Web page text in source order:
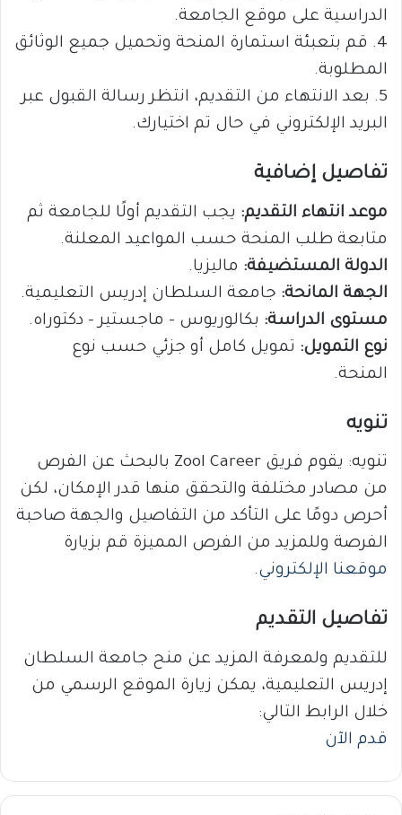
الدراسية على موقع الجامعة.
4. قم بتعبئة استمارة المنحة وتحميل جميع الوثائق
المطلوبة.
5. بعد الانتهاء من التقديم، انتظر رسالة القبول عبر
البريد الإلكتروني في حال تم اختيارك.
تفاصيل إضافية
موعد انتهاء التقديم: يجب التقديم أولًا للجامعة ثم
متابعة طلب المنحة حسب المواعيد المعلنة.
الدولة المستضيفة: ماليزيا.
الجهة المانحة: جامعة السلطان إدريس التعليمية.
مستوى الدراسة: بكالوريوس – ماجستير – دكتوراه.
نوع التمويل: تمويل كامل أو جزئي حسب نوع
المنحة.
تنويه
تنويه: يقوم فريق Zool Career بالبحث عن الفرص
من مصادر مختلفة والتحقق منها قدر الإمكان، لكن
أحرص دومًا على التأكد من التفاصيل والجهة صاحبة
الفرصة وللمزيد من الفرص المميزة قم بزيارة
موقعنا الإلكتروني.
تفاصيل التقديم
للتقديم ولمعرفة المزيد عن منح جامعة السلطان
إدريس التعليمية، يمكن زيارة الموقع الرسمي من
خلال الرابط التالي:
قدم الآن